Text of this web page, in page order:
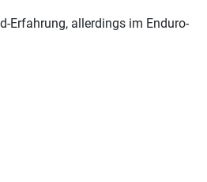
Erfahrung, allerdings im Enduro-